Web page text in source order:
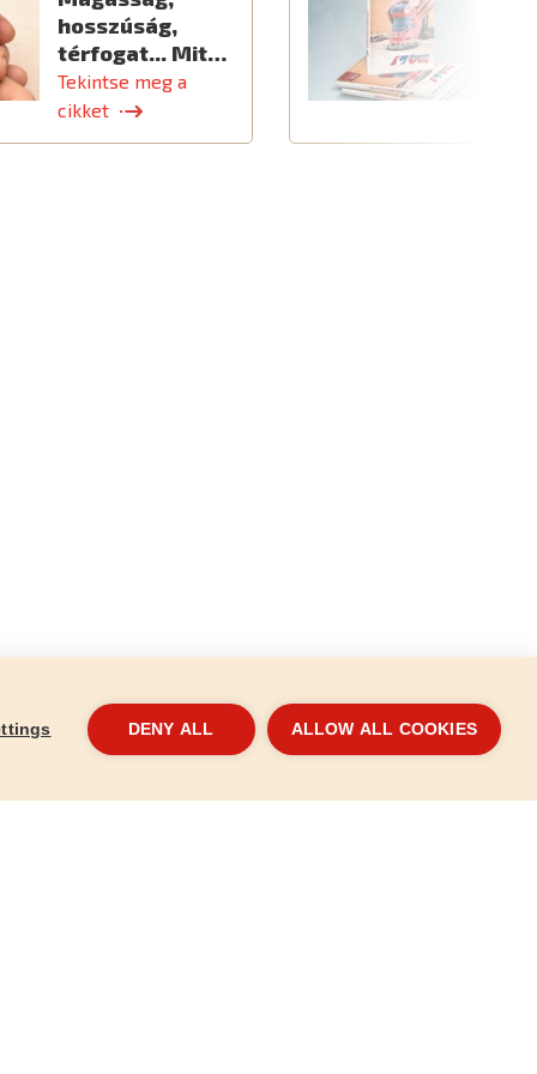
hosszúság,
térfogat... Mit…
Tekintse meg a
cikket
DENY ALL ALLOW ALL COOKIES